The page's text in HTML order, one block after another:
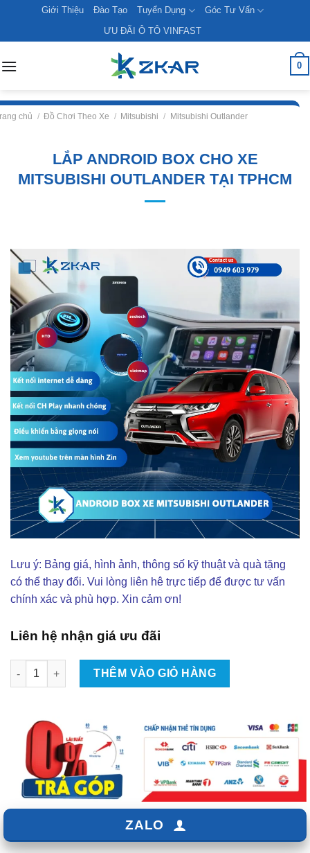
content
Giới Thiệu Đào Tạo Tuyển Dụng
Góc Tư Vấn
ƯU ĐÃI Ô TÔ VINFAST
0
chủ / Đồ Chơi Theo Xe / Mitsubishi / Mitsubishi Outlander
LẮP ANDROID BOX CHO XE
MITSUBISHI OUTLANDER TẠI TPHCM
Lưu ý: Bảng giá, hình ảnh, thông số kỹ thuật và quà tặng
có thể thay đổi. Vui lòng liên hê trực tiếp để được tư vấn
chính xác và phù hợp. Xin cảm ơn!
Liên hệ nhận giá ưu đãi
Lắp Android Box Cho Xe Mitsubishi Outlander Tại TpHCM số
THÊM VÀO GIỎ HÀNG
ZALO